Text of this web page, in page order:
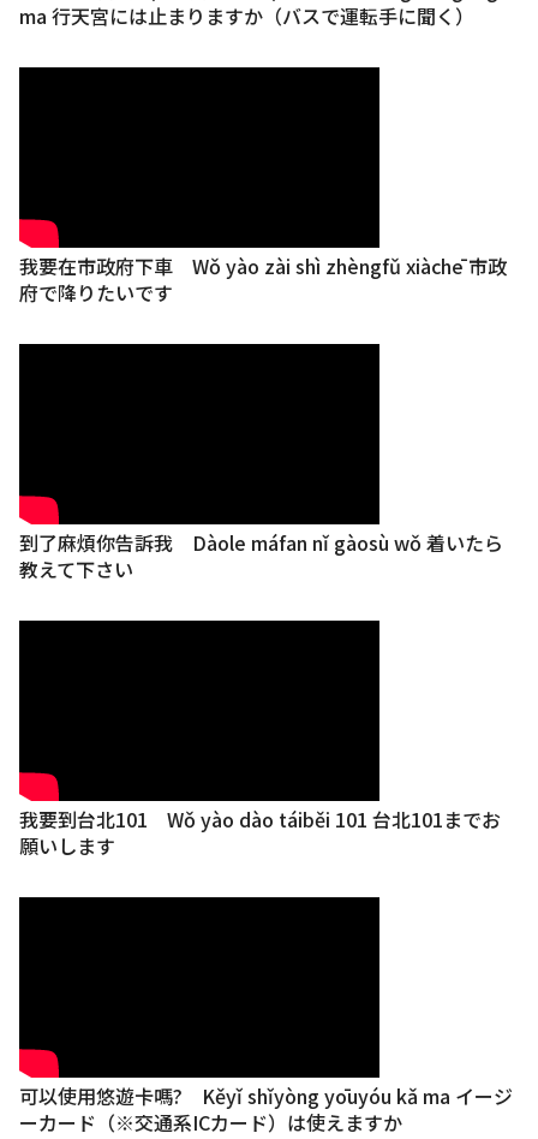
ma 行天宮には止まりますか（バスで運転手に聞く）
我要在市政府下車 Wǒ yào zài shì zhèngfǔ xiàchē 市政
府で降りたいです
到了麻煩你告訴我 Dàole máfan nǐ gàosù wǒ 着いたら
教えて下さい
我要到台北101 Wǒ yào dào táiběi 101 台北101までお
願いします
可以使用悠遊卡嗎? Kěyǐ shǐyòng yōuyóu kǎ ma イージ
ーカード（※交通系ICカード）は使えますか